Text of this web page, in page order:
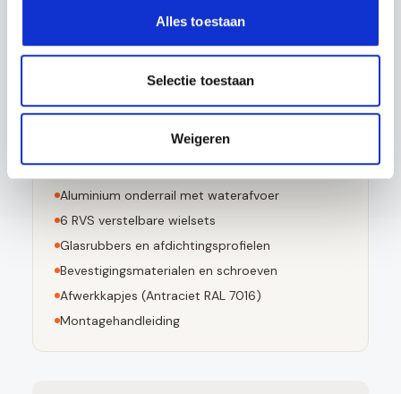
Alles toestaan
Selectie toestaan
Weigeren
Voldoet aan EN 12150-1 norm
Dit pakket bevat
stuks 10mm geharde glaspanelen
Aluminium bovenrail (Antraciet RAL 7016)
Aluminium onderrail met waterafvoer
6 RVS verstelbare wielsets
Glasrubbers en afdichtingsprofielen
Bevestigingsmaterialen en schroeven
Afwerkkapjes (Antraciet RAL 7016)
Montagehandleiding